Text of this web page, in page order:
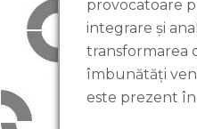
provocatoare
integrare și
transformarea
îmbunătăți
este prezent